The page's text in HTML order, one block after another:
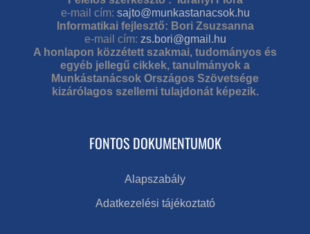
e-mail cím: sajto@munkastanacsok.hu
Informatikai fejlesztő: Bori Zsuzsanna
e-mail cím: zs.bori@gmail.hu
A honlapon közzétett szakmai, tudományos és
egyéb jellegű cikkek, tanulmányok a
Munkástanácsok Országos Szövetsége
kizárólagos szellemi tulajdonát képezik.
FONTOS DOKUMENTUMOK
Alapszabály
Adatkezelési tájékoztató